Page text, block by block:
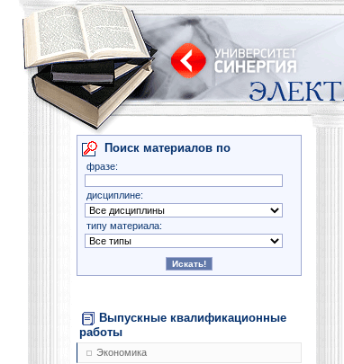
Поиск материалов по
фразе:
дисциплине:
типу материала:
Выпускные квалификационные
работы
Экономика